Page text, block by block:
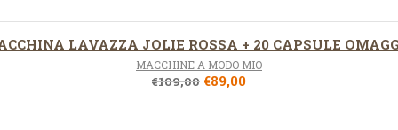
LAVAZZA JOLIE ROSSA + 20 CAPSULE
MACCHINE A MODO MIO
€109,00 €89,00